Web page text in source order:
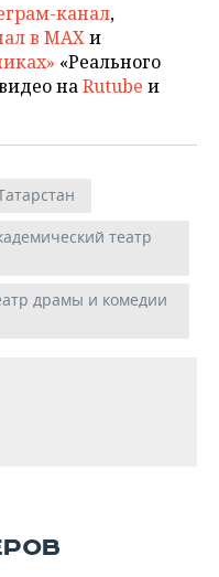
канал,
в MAXи
«Реального
наRutube и
театр
драмы и комедии